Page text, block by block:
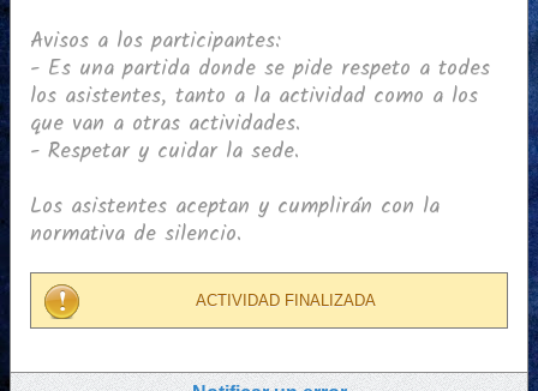
Avisos a los participantes:
- Es una partida donde se pide respeto a todes
los asistentes, tanto a la actividad como a los
que van a otras actividades.
- Respetar y cuidar la sede.
Los asistentes aceptan y cumplirán con la
normativa de silencio.
ACTIVIDAD FINALIZADA